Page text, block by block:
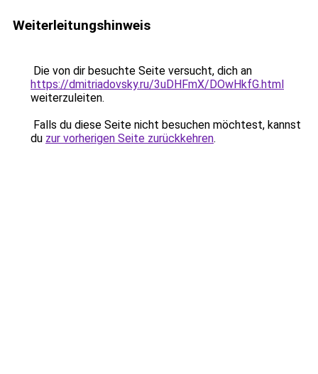
Weiterleitungshinweis
Die von dir besuchte Seite versucht, dich an
https://dmitriadovsky.ru/3uDHFmX/DOwHkfG.html
weiterzuleiten.
Falls du diese Seite nicht besuchen möchtest, kannst
du zur vorherigen Seite zurückkehren.